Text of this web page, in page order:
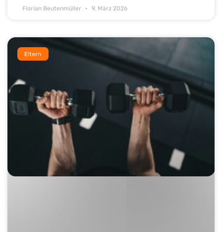
Florian Beutenmüller 9. März 2026
Eltern